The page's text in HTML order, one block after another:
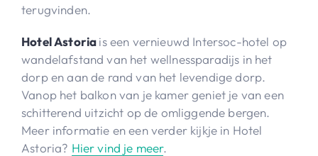
terugvinden.
Hotel Astoriais een vernieuwd Intersoc-hotel op
wandelafstand van het wellnessparadijs in het
dorp en aan de rand van het levendige dorp.
Vanop het balkon van je kamer geniet je van een
schitterend uitzicht op de omliggende bergen.
Meer informatie en een verder kijkje in Hotel
Astoria? Hier vind je meer.